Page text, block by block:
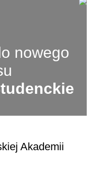
nowego
Akademii